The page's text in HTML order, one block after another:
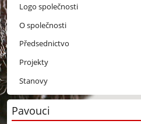
Logo společnosti
O společnosti
Předsednictvo
Projekty
Stanovy
Pavouci